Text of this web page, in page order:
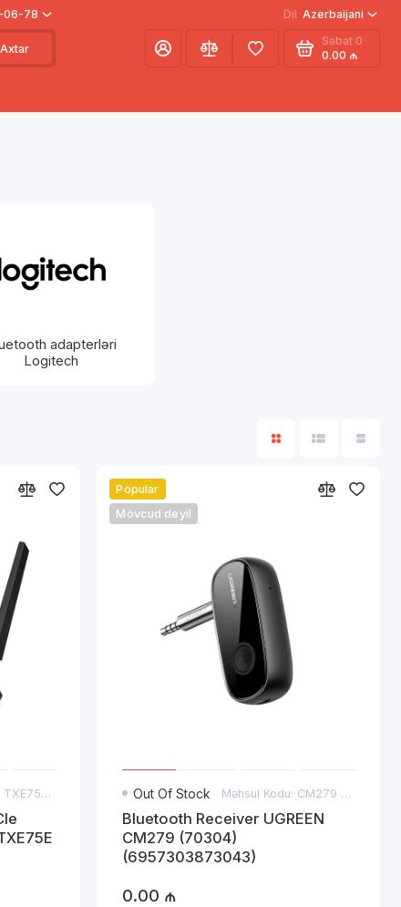
06-78 Dil Azerbaijani
Axtar
Səbət 0
0.00 ₼
adapterləri
Logitech
Məhsul Kodu: Archer TXE75E (AXE5400)
Popular
Mövcud deyil
Out Of Stock Məhsul Kodu: CM279 (70304)
Bluetooth Receiver UGREEN
CM279 (70304)
(6957303873043)
0.00 ₼